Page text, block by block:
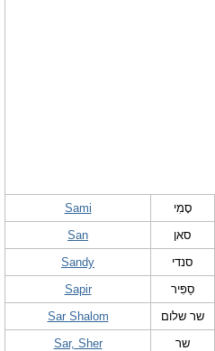
Sami סָמִי
San
סאן
Sandy
סנדי
Sapir
סַפִּיר
Sar Shalom
שר שלום
Sar, Sher
שר